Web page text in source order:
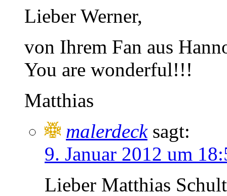
Lieber Werner,
von Ihrem Fan aus
You are wonderful!!!
Matthias
malerdeck sagt:
9. Januar 2012 um
Lieber Matthias